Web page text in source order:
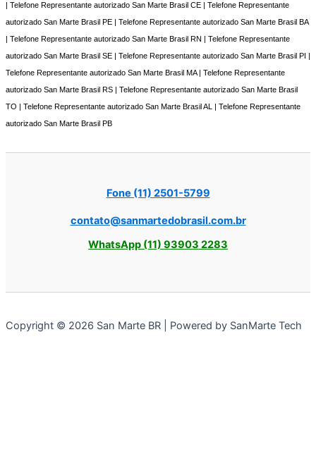
| Telefone Representante autorizado San Marte Brasil CE | Telefone Representante
autorizado San Marte Brasil PE | Telefone Representante autorizado San Marte Brasil BA
| Telefone Representante autorizado San Marte Brasil RN | Telefone Representante
autorizado San Marte Brasil SE | Telefone Representante autorizado San Marte Brasil PI |
Telefone Representante autorizado San Marte Brasil MA | Telefone Representante
autorizado San Marte Brasil RS | Telefone Representante autorizado San Marte Brasil
TO | Telefone Representante autorizado San Marte Brasil AL | Telefone Representante
autorizado San Marte Brasil PB
Fone (11) 2501-5799
contato@sanmartedobrasil.com.br
WhatsApp (11) 93903 2283
Copyright © 2026 San Marte BR | Powered by SanMarte Tech